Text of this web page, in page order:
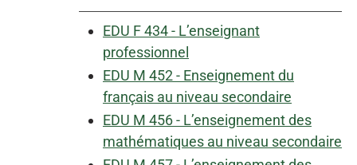
EDU F 434 - L’enseignant
professionnel
EDU M 452 - Enseignement du
français au niveau secondaire
EDU M 456 - L’enseignement des
mathématiques au niveau secondaire